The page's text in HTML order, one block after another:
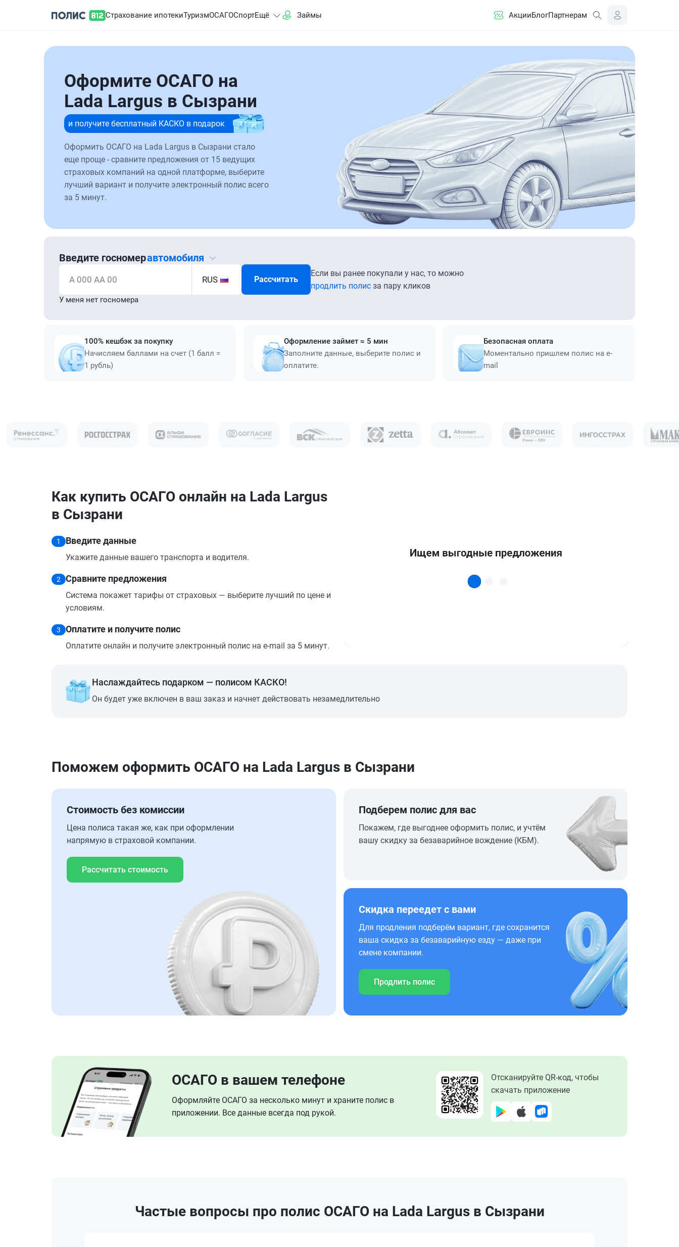
Страхование ипотекиТуризмОСАГОСпортЕщё Займы АкцииБлогПартнерам
Оформите ОСАГО на
Lada Largus в Сызрани
и получите бесплатный КАСКО в подарок
Оформить ОСАГО на Lada Largus в Сызрани стало
еще проще - сравните предложения от 15 ведущих
страховых компаний на одной платформе, выберите
лучший вариант и получите электронный полис всего
за 5 минут.
Введите госномеравтомобиля
А 000 АА 00 RUS Рассчитать
Если вы ранее покупали у нас, то можно
продлить полис за пару кликов
У меня нет госномера
100% кешбэк за покупку
Начисляем баллами на счет (1 балл =
1 рубль)
Оформление займет ≈ 5 мин
Заполните данные, выберите полис и
оплатите.
Безопасная оплата
Моментально пришлем полис на e-
mail
Как купить ОСАГО онлайн на Lada Largus
в Сызрани
1 Введите данные
Укажите данные вашего транспорта и водителя.
2 Сравните предложения
Система покажет тарифы от страховых — выберите лучший по цене и
условиям.
3 Оплатите и получите полис
Оплатите онлайн и получите электронный полис на e-mail за 5 минут.
Наслаждайтесь подарком — полисом КАСКО!
Он будет уже включен в ваш заказ и начнет действовать незамедлительно
Поможем оформить ОСАГО на Lada Largus в Сызрани
Стоимость без комиссии
Цена полиса такая же, как при оформлении
напрямую в страховой компании.
Рассчитать стоимость
Подберем полис для вас
Покажем, где выгоднее оформить полис, и учтём
вашу скидку за безаварийное вождение (КБМ).
Скидка переедет с вами
Для продления подберём вариант, где сохранится
ваша скидка за безаварийную езду — даже при
смене компании.
Продлить полис
ОСАГО в вашем телефоне
Оформляйте ОСАГО за несколько минут и храните полис в
приложении. Все данные всегда под рукой.
Отсканируйте QR-код, чтобы
скачать приложение
Частые вопросы про полис ОСАГО на Lada Largus в Сызрани